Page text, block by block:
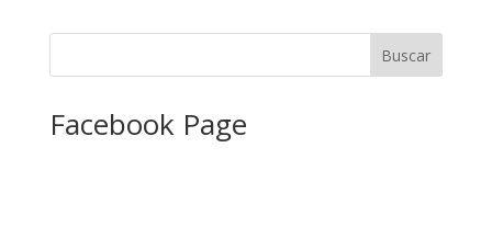
Facebook Page